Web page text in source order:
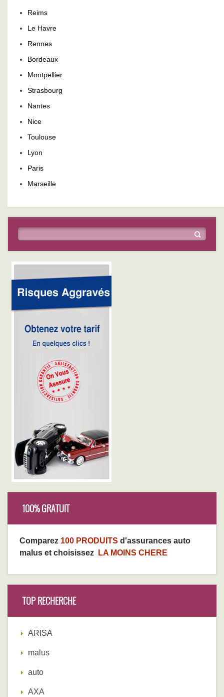
Reims
Le Havre
Rennes
Bordeaux
Montpellier
Strasbourg
Nantes
Nice
Toulouse
Lyon
Paris
Marseille
100% GRATUIT
Comparez 100 PRODUITS d'assurances auto
malus et choisissez
LA MOINS CHERE
TOP RECHERCHE
ARISA
malus
auto
AXA